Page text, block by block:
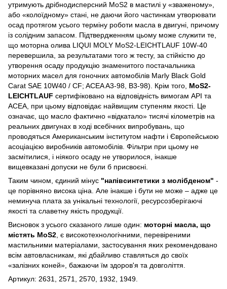
утримують дрібнодисперсний MoS2 в мастилі у «зваженому»,
або «колоїдному» стані, не даючи його частинкам утворювати
осад протягом усього терміну роботи масла в двигуні, причому
із солідним запасом. Підтвердженням цьому може служити те,
що моторна олива LIQUI MOLY MoS2-LEICHTLAUF 10W-40
перевершила, за результатами того ж тесту, за стійкістю до
утворення осаду продукцію знаменитого постачальника
моторних масел для гоночних автомобілів Marly Black Gold
Carat SAE 10W40 / CF; ACEA A3-98, B3-98). Крім того, MoS2-
LEICHTLAUF сертифіковано на відповідність вимогам API та
ACEA, при цьому відповідає найвищим ступеням якості. Це
означає, що масло фактично «відкатало» тисячі кілометрів на
реальних двигунах в ході всебічних випробувань, що
проводяться Американським інститутом нафти і Європейською
асоціацією виробників автомобілів. Фільтри при цьому не
засмітилися, і ніякого осаду не утворилося, інакше
вищевказані допуски не були б присвоєні.
Таким чином, єдиний мінус "напівсинтетики з молібденом" -
це порівняно висока ціна. Але інакше і бути не може – адже це
неминуча плата за унікальні технології, ресурсозберігаючі
якості та славетну якість продукції.
Висновок з усього сказаного лише один: моторні масла, що
містять MoS2, є високотехнологічними, перевіреними
мастильними матеріалами, застосування яких рекомендовано
всім автовласникам, які дбайливо ставляться до своїх
«залізних коней», бажаючи їм здоров'я та довголіття.
Артикул: 2631, 2571, 2570, 1932, 1949.